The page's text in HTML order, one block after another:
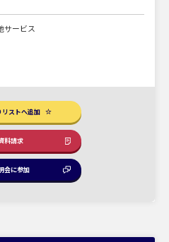
サービス
リストへ追加
料請求
会に参加